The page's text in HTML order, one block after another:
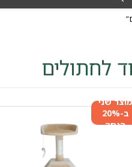
לחתולים
שני
ב-20%
הנחה